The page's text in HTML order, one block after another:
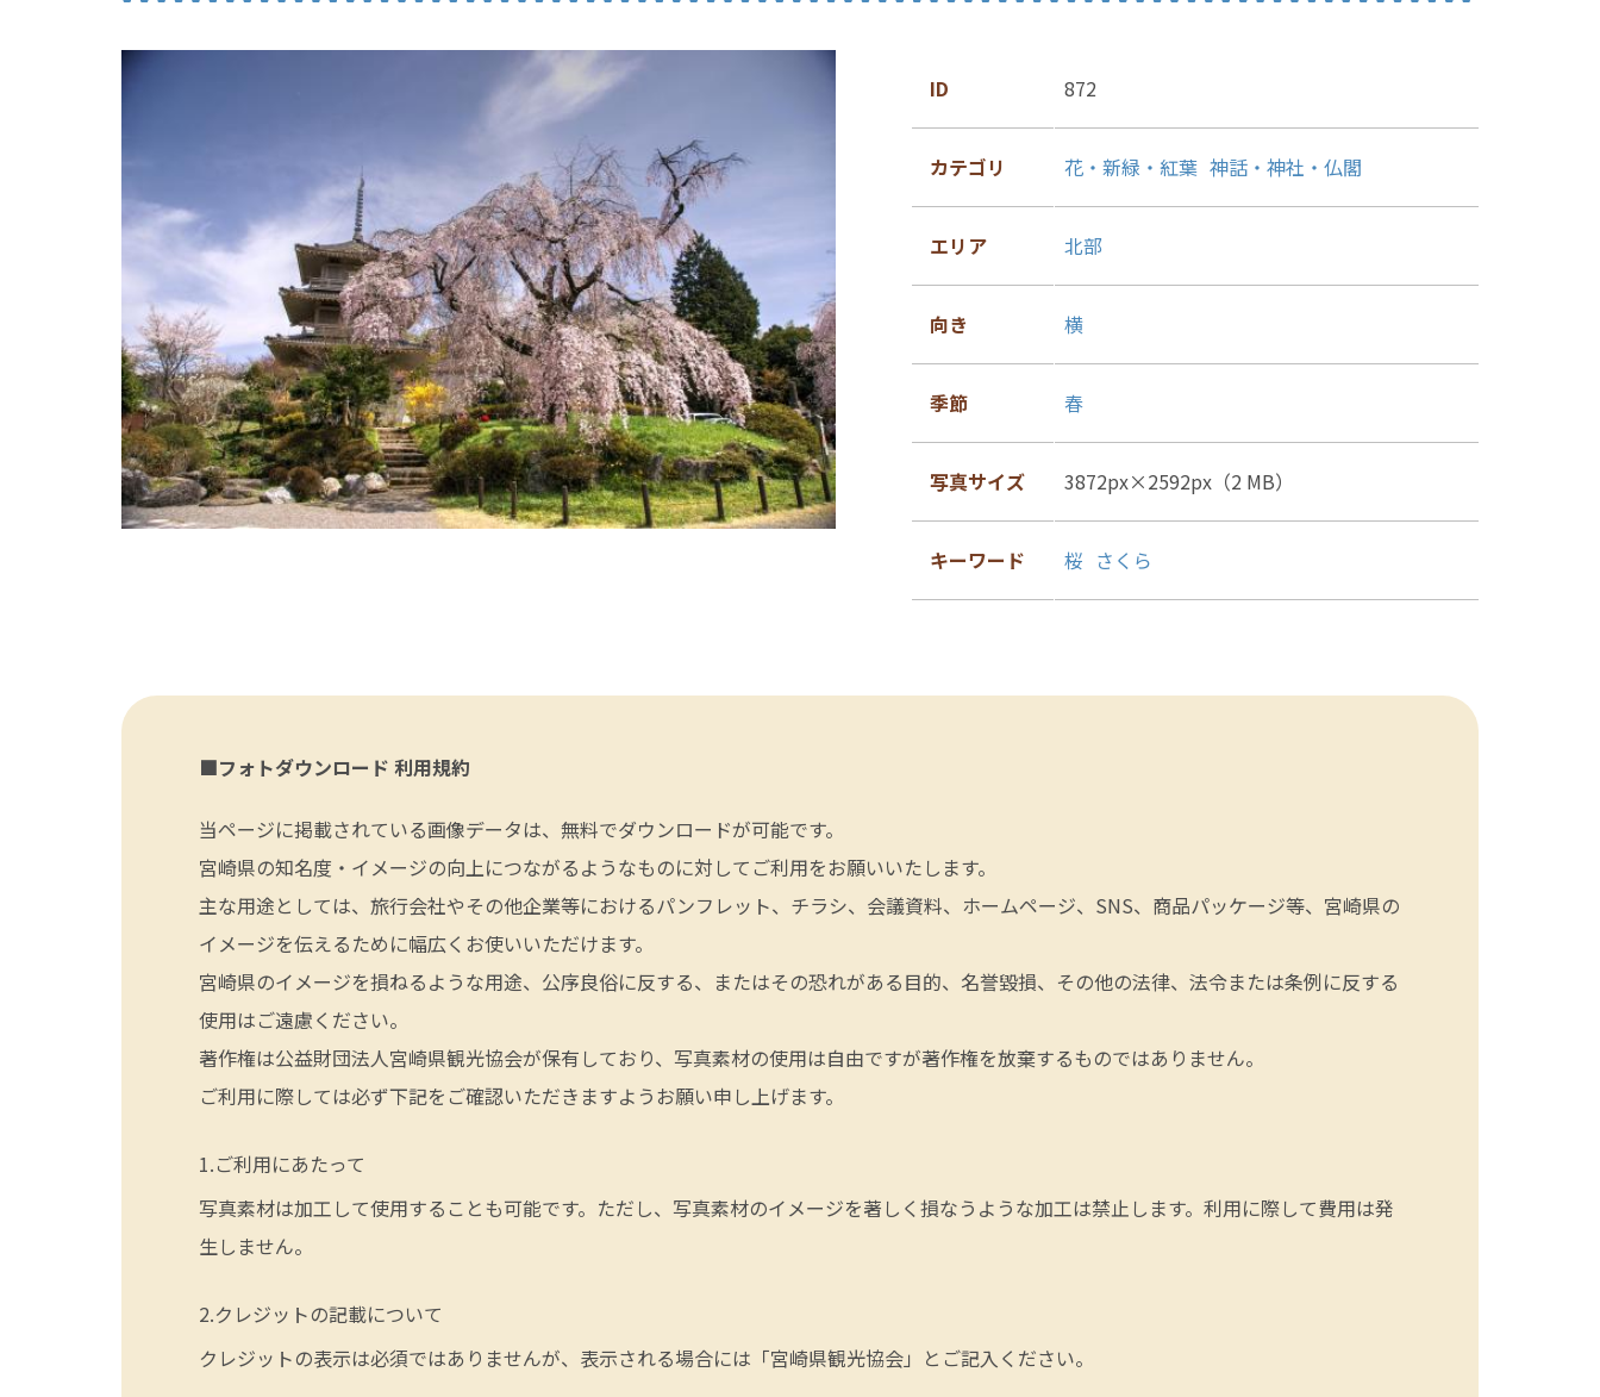
ID 872
カテゴリ 花・新緑・紅葉 神話・神社・仏閣
エリア 北部
向き 横
季節 春
写真サイズ 3872px×2592px（2 MB）
キーワード 桜 さくら
■フォトダウンロード 利用規約
当ページに掲載されている画像データは、無料でダウンロードが可能です。
宮崎県の知名度・イメージの向上につながるようなものに対してご利用をお願いいたします。
主な用途としては、旅行会社やその他企業等におけるパンフレット、チラシ、会議資料、ホームページ、SNS、商品パッケージ等、宮崎県の
イメージを伝えるために幅広くお使いいただけます。
宮崎県のイメージを損ねるような用途、公序良俗に反する、またはその恐れがある目的、名誉毀損、その他の法律、法令または条例に反する
使用はご遠慮ください。
著作権は公益財団法人宮崎県観光協会が保有しており、写真素材の使用は自由ですが著作権を放棄するものではありません。
ご利用に際しては必ず下記をご確認いただきますようお願い申し上げます。
ご利用にあたって
写真素材は加工して使用することも可能です。ただし、写真素材のイメージを著しく損なうような加工は禁止します。利用に際して費用は発
生しません。
クレジットの記載について
クレジットの表示は必須ではありませんが、表示される場合には「宮崎県観光協会」とご記入ください。